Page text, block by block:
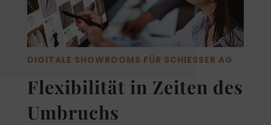
DIGITALE SHOWROOMS FÜR SCHIESSER AG
Flexibilität in Zeiten des
Umbruchs